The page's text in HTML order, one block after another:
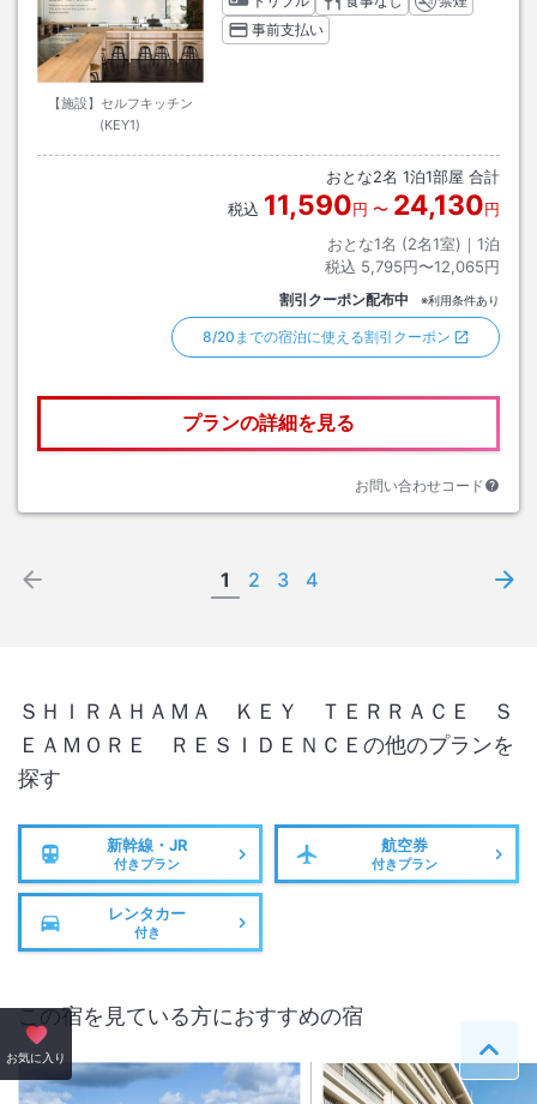
【施設】セルフキッチン
(KEY1)
事前支払い
おとな2名 1泊1部屋 合計
税込 11,590円 〜 24,130円
おとな1名 (2名1室)｜ 1泊
税込 5,795円〜12,065円
割引クーポン配布中 ※利用条件あり
8/20までの宿泊に使える割引クーポン
プランの詳細を見る
お問い合わせコード
1 2 3 4
ＳＨＩＲＡＨＡＭＡ ＫＥＹ ＴＥＲＲＡＣＥ Ｓ
ＥＡＭＯＲＥ ＲＥＳＩＤＥＮＣＥ の他のプランを
探す
新幹線・JR
付きプラン
航空券
付きプラン
レンタカー
付き
この宿を見ている方におすすめの宿
お気に入り ペー